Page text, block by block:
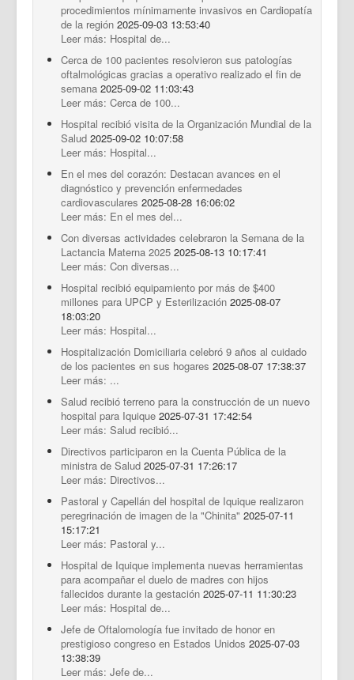
procedimientos mínimamente invasivos en Cardiopatía
de la región 2025-09-03 13:53:40
Leer más: Hospital de...
Cerca de 100 pacientes resolvieron sus patologías
oftalmológicas gracias a operativo realizado el fin de
semana 2025-09-02 11:03:43
Leer más: Cerca de 100...
Hospital recibió visita de la Organización Mundial de la
Salud 2025-09-02 10:07:58
Leer más: Hospital...
En el mes del corazón: Destacan avances en el
diagnóstico y prevención enfermedades
cardiovasculares 2025-08-28 16:06:02
Leer más: En el mes del...
Con diversas actividades celebraron la Semana de la
Lactancia Materna 2025 2025-08-13 10:17:41
Leer más: Con diversas...
Hospital recibió equipamiento por más de $400
millones para UPCP y Esterilización 2025-08-07
18:03:20
Leer más: Hospital...
Hospitalización Domiciliaria celebró 9 años al cuidado
de los pacientes en sus hogares 2025-08-07 17:38:37
Leer más: ...
Salud recibió terreno para la construcción de un nuevo
hospital para Iquique 2025-07-31 17:42:54
Leer más: Salud recibió...
Directivos participaron en la Cuenta Pública de la
ministra de Salud 2025-07-31 17:26:17
Leer más: Directivos...
Pastoral y Capellán del hospital de Iquique realizaron
peregrinación de imagen de la "Chinita" 2025-07-11
15:17:21
Leer más: Pastoral y...
Hospital de Iquique implementa nuevas herramientas
para acompañar el duelo de madres con hijos
fallecidos durante la gestación 2025-07-11 11:30:23
Leer más: Hospital de...
Jefe de Oftalomología fue invitado de honor en
prestigioso congreso en Estados Unidos 2025-07-03
13:38:39
Leer más: Jefe de...